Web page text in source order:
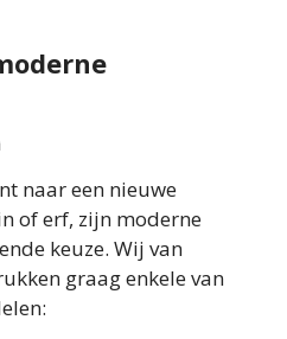
naar een nieuwe
of erf, zijn moderne
keuze. Wij van
graag enkele van